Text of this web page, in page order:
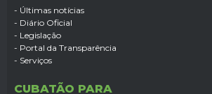
- Últimas notícias
- Diário Oficial
- Legislação
- Portal da Transparência
- Serviços
CUBATÃO PARA